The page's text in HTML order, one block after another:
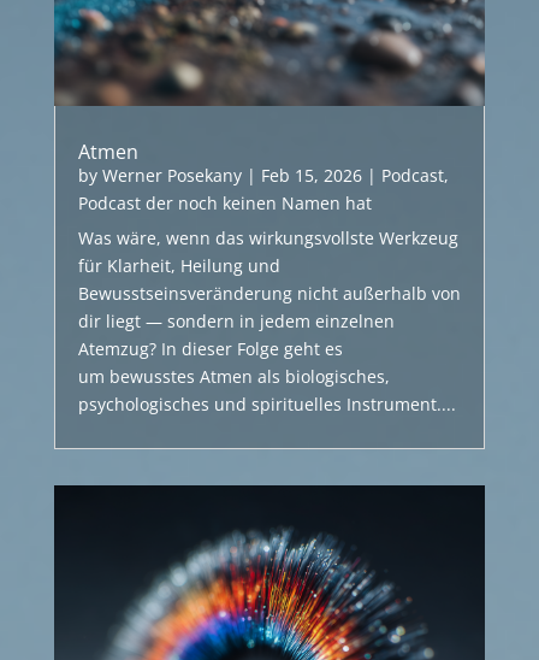
Atmen
by Werner Posekany| Feb 15, 2026| Podcast,
Podcast der noch keinen Namen hat
Was wäre, wenn das wirkungsvollste Werkzeug
für Klarheit, Heilung und
Bewusstseinsveränderung nicht außerhalb von
dir liegt — sondern in jedem einzelnen
Atemzug? In dieser Folge geht es
um bewusstes Atmen als biologisches,
psychologisches und spirituelles Instrument....